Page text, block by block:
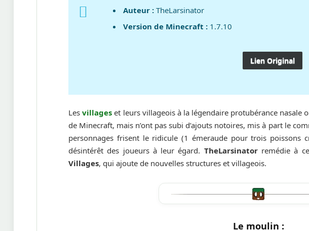
Auteur : TheLarsinator
Version de Minecraft : 1.7.10
Lien Original
Lesvillages et leurs villageois à la légendaire protubérance nasale
de Minecraft, mais n’ont pas subi d’ajouts notoires, mis à part le
personnages frisent le ridicule (1 émeraude pour trois poissons
désintérêt des joueurs à leur égard. TheLarsinatorremédie à
Villages, qui ajoute de nouvelles structures et villageois.
Le moulin :